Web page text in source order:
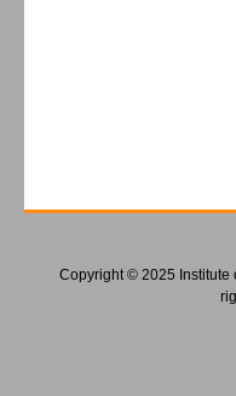
Copyright © 2025 Institute